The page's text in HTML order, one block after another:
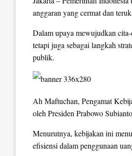
anggaran yang cermat dan
Dalam upaya mewujudkan
tetapi juga sebagai langkah
publik.
Ah Maftuchan, Pengamat
oleh Presiden Prabowo
Menurutnya, kebijakan ini
efisiensi dalam penggunaan